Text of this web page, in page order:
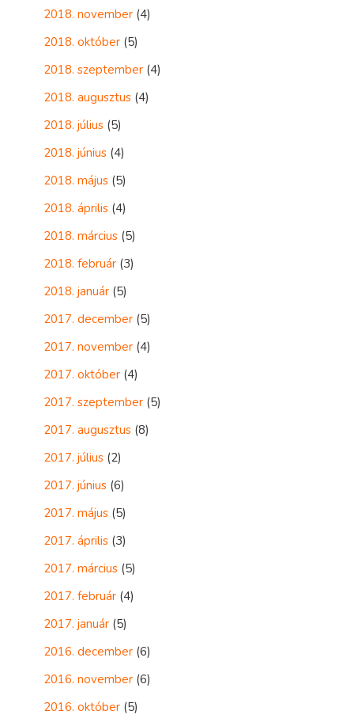
2018. november (4)
2018. október (5)
2018. szeptember (4)
2018. augusztus (4)
2018. július (5)
2018. június (4)
2018. május (5)
2018. április (4)
2018. március (5)
2018. február (3)
2018. január (5)
2017. december (5)
2017. november (4)
2017. október (4)
2017. szeptember (5)
2017. augusztus (8)
2017. július (2)
2017. június (6)
2017. május (5)
2017. április (3)
2017. március (5)
2017. február (4)
2017. január (5)
2016. december (6)
2016. november (6)
2016. október (5)